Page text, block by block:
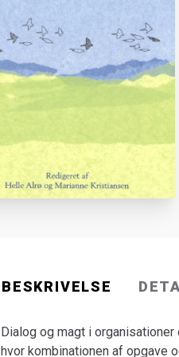
BESKRIVELSE
Dialog og magt i
hvor kombinationen af opgave